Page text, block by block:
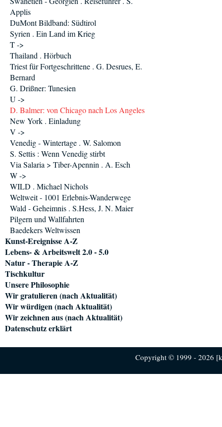
Applis
DuMont Bildband: Südtirol
Syrien . Ein Land im Krieg
T ->
Thailand . Hörbuch
Triest für Fortgeschrittene . G. Desrues, E.
Bernard
G. Drißner: Tunesien
U ->
D. Balmer: von Chicago nach Los Angeles
New York . Einladung
V ->
Venedig - Wintertage . W. Salomon
S. Settis : Wenn Venedig stirbt
Via Salaria > Tiber-Apennin . A. Esch
W ->
WILD . Michael Nichols
Weltweit - 1001 Erlebnis-Wanderwege
Wald - Geheimnis . S.Hess, J. N. Maier
Pilgern und Wallfahrten
Baedekers Weltwissen
Kunst-Ereignisse A-Z
Lebens- & Arbeitswelt 2.0 - 5.0
Natur - Therapie A-Z
Tischkultur
Unsere Philosophie
Wir gratulieren (nach Aktualität)
Wir würdigen (nach Aktualität)
Wir zeichnen aus (nach Aktualität)
Datenschutz erklärt
Copyright © 1999 - 2026